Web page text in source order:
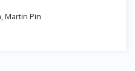
Martin Pin